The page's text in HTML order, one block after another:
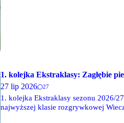
1. kolejka Ekstraklasy: Zagłębie
27 lip 2026
27
1. kolejka Ekstraklasy sezonu 2026/
najwyższej klasie rozgrywkowej